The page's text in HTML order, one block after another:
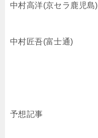
中村高洋(京セラ鹿児島)
中村匠吾(富士通)
予想記事